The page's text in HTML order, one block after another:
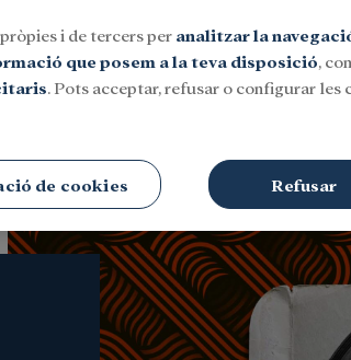
i de tercers per analitzar la
que posem a la teva disposició,
. Pots acceptar, refusar o configurar les
de cookies Refusar